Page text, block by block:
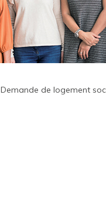
Demande de logement